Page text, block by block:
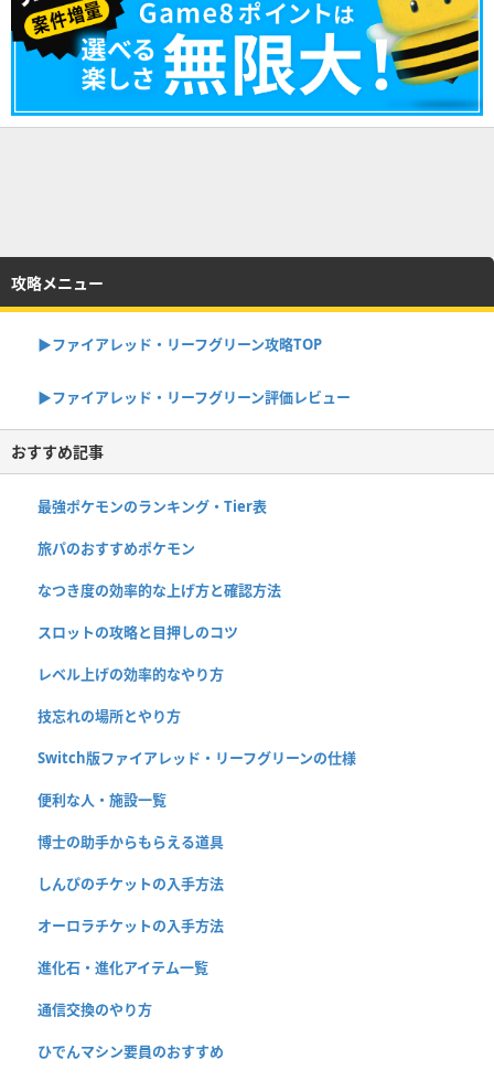
攻略メニュー
▶︎ファイアレッド・リーフグリーン攻略TOP
▶︎ファイアレッド・リーフグリーン評価レビュー
おすすめ記事
最強ポケモンのランキング・Tier表
旅パのおすすめポケモン
なつき度の効率的な上げ方と確認方法
スロットの攻略と目押しのコツ
レベル上げの効率的なやり方
技忘れの場所とやり方
Switch版ファイアレッド・リーフグリーンの仕様
便利な人・施設一覧
博士の助手からもらえる道具
しんぴのチケットの入手方法
オーロラチケットの入手方法
進化石・進化アイテム一覧
通信交換のやり方
ひでんマシン要員のおすすめ